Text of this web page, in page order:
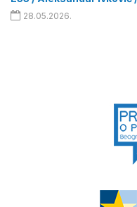
28.05.2026.